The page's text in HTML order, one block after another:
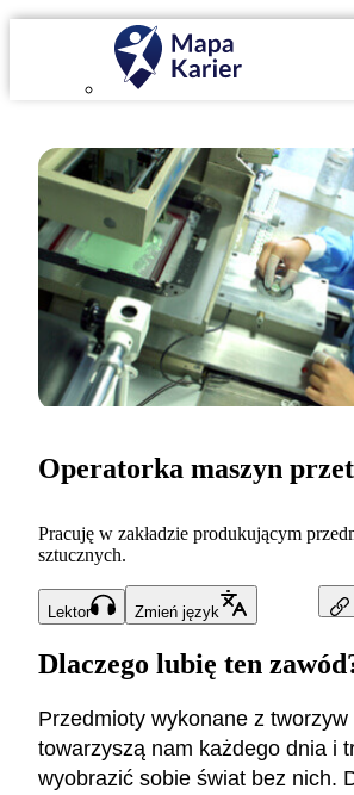
Pracuję w zakładzie produkującym
sztucznych.
Lektor Zmień język
Dlaczego lubię ten
Przedmioty wykonane z tworzyw
towarzyszą nam każdego dnia i
wyobrazić sobie świat bez nich.